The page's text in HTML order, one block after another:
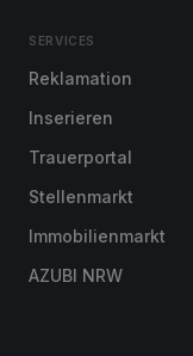
SERVICES
Reklamation
Inserieren
Trauerportal
Stellenmarkt
Immobilienmarkt
AZUBI NRW